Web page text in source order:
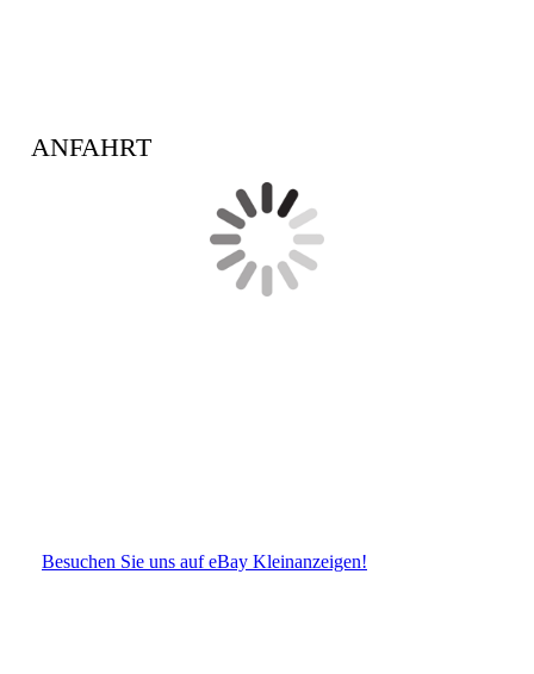
ANFAHRT
Besuchen Sie uns auf eBay Kleinanzeigen!